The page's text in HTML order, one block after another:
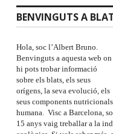
BENVINGUTS A
Hola, soc l’Albert Bruno.
Benvinguts a aquesta web on
hi pots trobar informació
sobre els blats, els seus
orígens, la seva evolució, els
seus components
humana. Visc a Barcelona,
15 anys vaig treballar a la